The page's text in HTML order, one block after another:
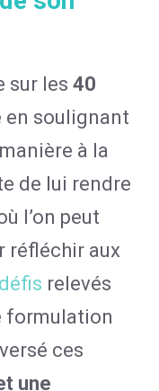
sur les 40
en soulignant
à la
de lui rendre
l’on peut
réfléchir aux
défis relevés
formulation
ces
une